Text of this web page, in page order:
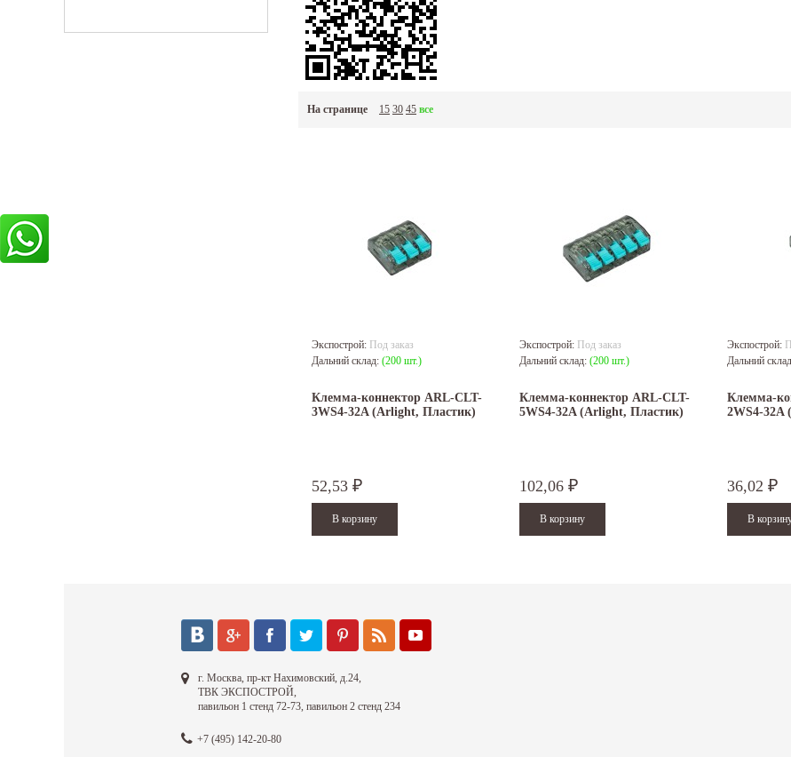
На странице 15 30 45 все
Экспострой: Под заказ
Дальний склад: (200 шт.)
Клемма-коннектор ARL-CLT-
3WS4-32A (Arlight, Пластик)
52,53 ₽
Экспострой: Под заказ
Дальний склад: (200 шт.)
Клемма-коннектор ARL-CLT-
5WS4-32A (Arlight, Пластик)
102,06 ₽
Экспострой:
Дальний
Клемма-
2WS4-32A
36,02 ₽
г. Москва, пр-кт Нахимовский, д.24,
ТВК ЭКСПОСТРОЙ,
павильон 1 стенд 72-73, павильон 2 стенд 234
+7 (495) 142-20-80